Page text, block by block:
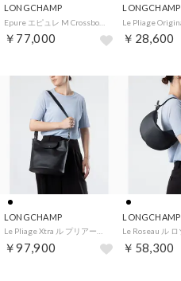
LONGCHAMP
￥77,000
LONGCHAMP
￥28,600
LONGCHAMP
￥97,900
LONGCHAMP
￥58,300